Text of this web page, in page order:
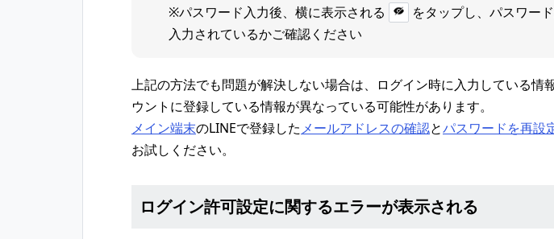
※パスワード入力後、横に表示される
をタップし、パスワー
入力されているかご確認ください
上記の方法でも問題が解決しない場合は、ログイン時に入力している情
ウントに登録している情報が異なっている可能性があります。
メイン端末のLINEで登録したメールアドレスの確認とパスワードを再設
お試しください。
ログイン許可設定に関するエラーが表示される